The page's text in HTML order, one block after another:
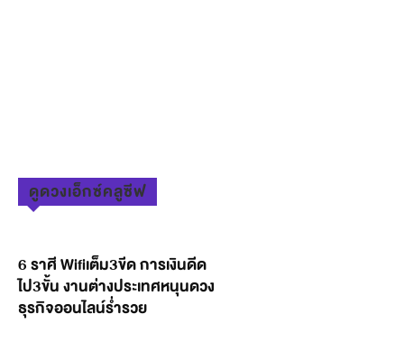
ดูดวงเอ็กซ์คลูซีฟ
6 ราศี Wifiเต็ม3ขีด การเงินดีด
ไป3ขั้น งานต่างประเทศหนุนดวง
ธุรกิจออนไลน์ร่ำรวย